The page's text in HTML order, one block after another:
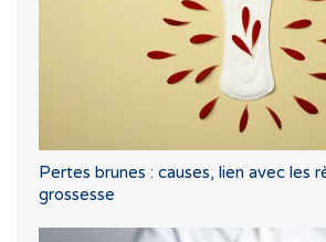
Pertes brunes : causes, lien avec les
grossesse